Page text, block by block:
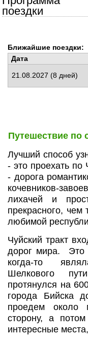
поездки
Ближайшие поездки:
Дата
21.08.2027 (8 дней)
Путешествие по
Лучший способ
- это проехать по
- дорога
кочевников-
лихачей и
прекрасного, чем
любимой
Чуйский тракт
дорог мира. Это
когда-то
Шелкового
протянулся на
города Бийска
проедем около
сторону, а
интересные